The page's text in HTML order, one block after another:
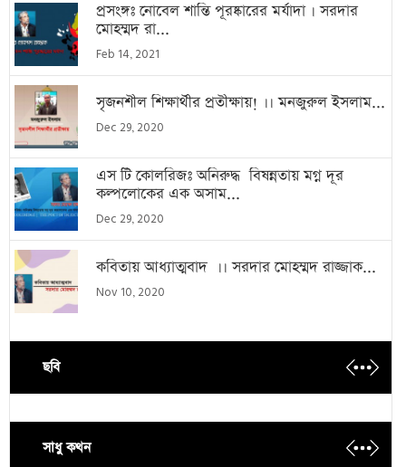
প্রসংঙ্গঃ নোবেল শান্তি পূরষ্কারের মর্যাদা । সরদার
মোহম্মদ রা...
Feb 14, 2021
সৃজনশীল শিক্ষার্থীর প্রতীক্ষায়! ।। মনজুরুল ইসলাম...
Dec 29, 2020
এস টি কোলরিজঃ অনিরুদ্ধ বিষন্নতায় মগ্ন দূর
কল্পলোকের এক অসাম...
Dec 29, 2020
কবিতায় আধ্যাত্মবাদ ।। সরদার মোহম্মদ রাজ্জাক...
Nov 10, 2020
ছবি
সাধু কথন